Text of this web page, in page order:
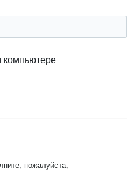
компьютере
пожалуйста,